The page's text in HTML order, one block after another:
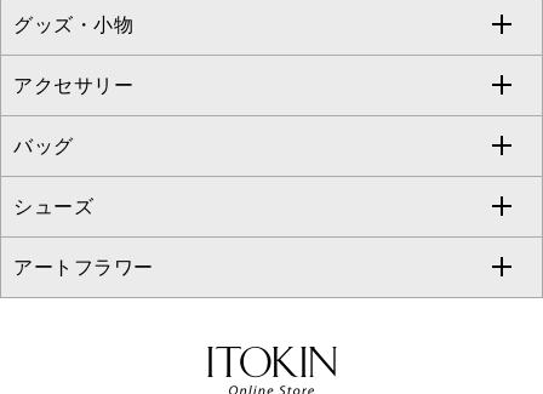
アンサンブルセット
ベスト・ジレ
パーカー
タンクトップ・キャミソール
スウェット・ジャージー
ジャンパースカート
その他のワンピース・ドレス
ガウチョ・ワイドパンツ
ハーフ・ショート丈パンツ
サロペット・オールインワン
その他のパンツ
ひざ丈スカート
ミモレ丈スカート
ショート・ミニ丈スカート
その他のスカート
テーラードジャケット
ノーカラージャケット
セットアップ
セットアップジャケット
セットアップパンツ
セットアップワンピース
すべてのコート・ブルゾン
トレンチコート
ピーコート
ダッフルコート
チェスターコート
グッズ・小物
すべてのグッズ・小物
マスク
ストール・マフラー・スヌード
ベルト・サスペンダー
アクセサリー
すべてのアクセサリー
ネックレス
ピアス・イヤリング
ブローチ・コサージュ
バッグ
すべてのバッグ
トートバッグ
シューズ
すべてのシューズ
アートフラワー